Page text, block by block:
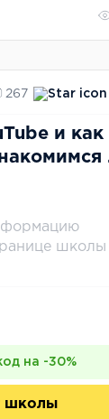
267
и как
школы
на -30%
школы